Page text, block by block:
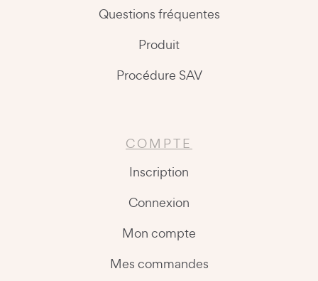
Questions fréquentes
Produit
Procédure SAV
COMPTE
Inscription
Connexion
Mon compte
Mes commandes